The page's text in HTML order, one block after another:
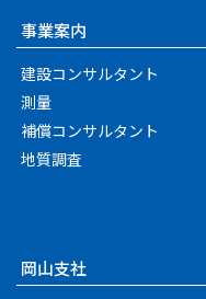
事業案内
建設コンサルタント
測量
補償コンサルタント
地質調査
岡山支社